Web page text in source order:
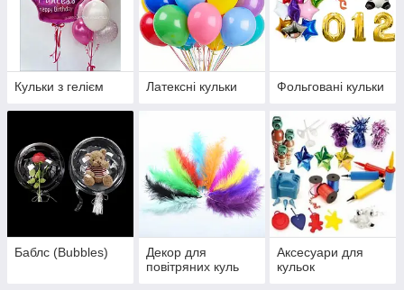
Кульки з гелієм Латексні кульки Фольговані кульки
Баблс (Bubbles)
Декор для
повітряних куль
Аксесуари для
кульок